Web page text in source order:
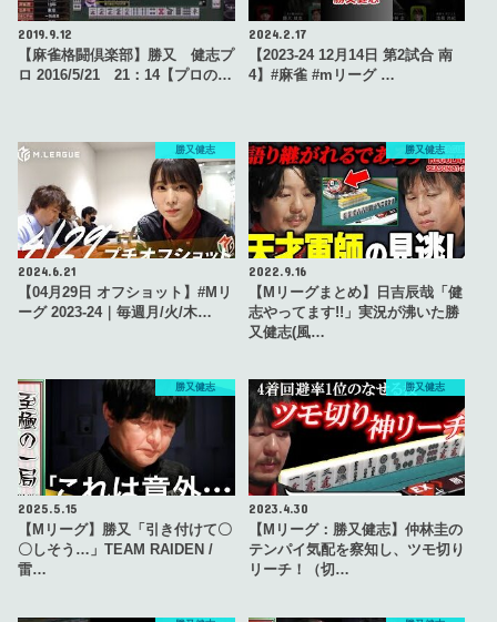
2019.9.12
【麻雀格闘倶楽部】勝又 健志プ
ロ 2016/5/21 21：14【プロの…
2024.2.17
【2023-24 12月14日 第2試合 南
4】#麻雀 #mリーグ …
勝又健志
2024.6.21
【04月29日 オフショット】#Mリ
ーグ 2023-24｜毎週月/火/木…
勝又健志
2022.9.16
【Mリーグまとめ】日吉辰哉「健
志やってます!!」実況が沸いた勝
又健志(風…
勝又健志
2025.5.15
【Mリーグ】勝又「引き付けて〇
〇しそう…」TEAM RAIDEN /
雷…
勝又健志
2023.4.30
【Mリーグ：勝又健志】仲林圭の
テンパイ気配を察知し、ツモ切り
リーチ！（切…